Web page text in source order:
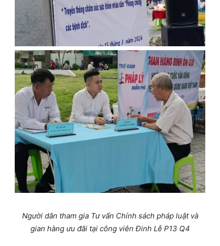
Người dân tham gia Tư vấn Chính sách pháp luật và
gian hàng ưu đãi tại công viên Đinh Lễ P13 Q4